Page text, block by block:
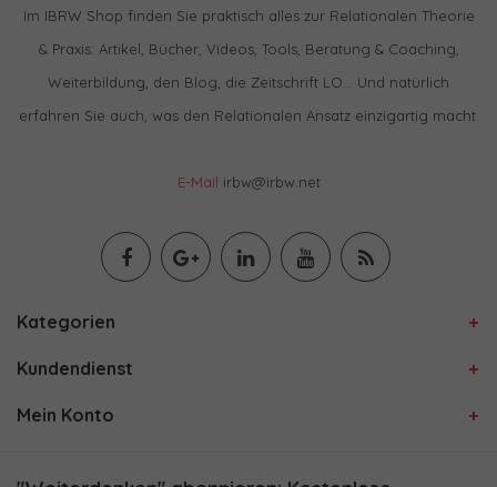
Im IBRW Shop finden Sie praktisch alles zur Relationalen Theorie
& Praxis: Artikel, Bücher, Videos, Tools, Beratung & Coaching,
Weiterbildung, den Blog, die Zeitschrift LO… Und natürlich
erfahren Sie auch, was den Relationalen Ansatz einzigartig macht.
E-Mail irbw@irbw.net
Kategorien
Kundendienst
Mein Konto